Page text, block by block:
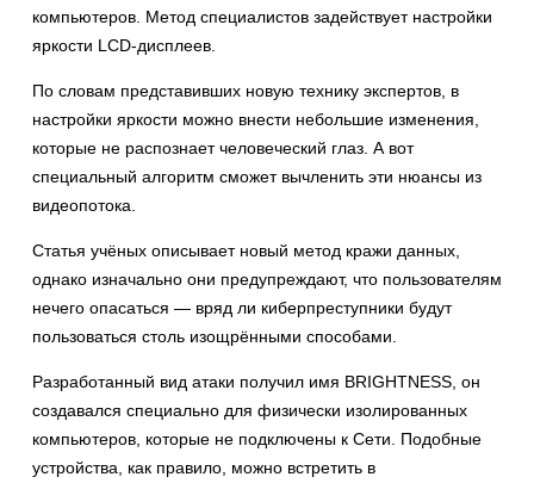
компьютеров. Метод специалистов задействует настройки
яркости LCD-дисплеев.
По словам представивших новую технику экспертов, в
настройки яркости можно внести небольшие изменения,
которые не распознает человеческий глаз. А вот
специальный алгоритм сможет вычленить эти нюансы из
видеопотока.
Статья учёных описывает новый метод кражи данных,
однако изначально они предупреждают, что пользователям
нечего опасаться — вряд ли киберпреступники будут
пользоваться столь изощрёнными способами.
Разработанный вид атаки получил имя BRIGHTNESS, он
создавался специально для физически изолированных
компьютеров, которые не подключены к Сети. Подобные
устройства, как правило, можно встретить в